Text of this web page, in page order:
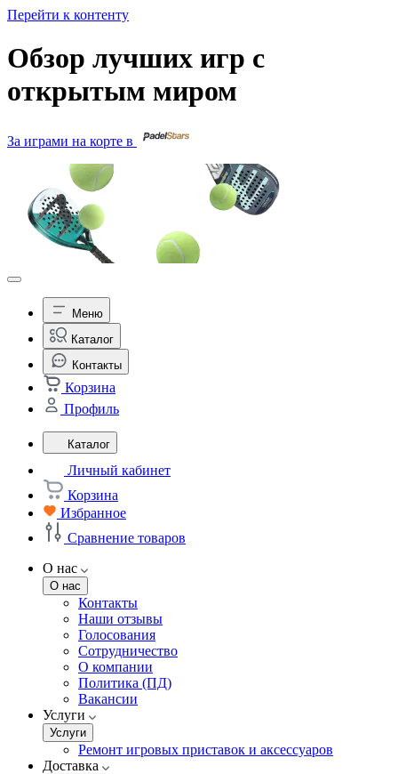
Перейти к контенту
Обзор лучших игр с
открытым миром
За играми на корте в
Меню
Каталог
Контакты
Корзина
Профиль
Каталог
Личный кабинет
Корзина
Избранное
Сравнение товаров
О нас
О нас
Контакты
Наши отзывы
Голосования
Сотрудничество
О компании
Политика (ПД)
Вакансии
Услуги
Услуги
Ремонт игровых приставок и аксессуаров
Доставка